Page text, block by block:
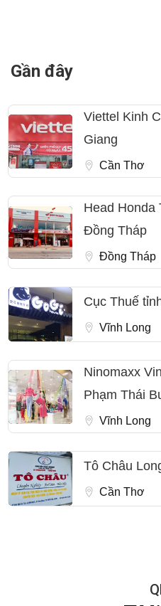
Gần đây
Viettel Kinh
Giang
Cần Thơ
Head Honda
Đồng Tháp
Đồng Tháp
Cục Thuế
Vĩnh Long
Ninomaxx
Phạm Thái
Vĩnh Long
Tô Châu
Cần Thơ